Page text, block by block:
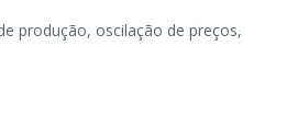
produção, oscilação de preços,